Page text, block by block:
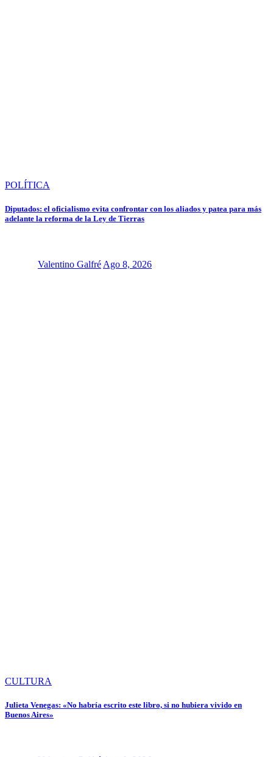
POLÍTICA
Diputados: el oficialismo evita confrontar con los aliados y patea para más
adelante la reforma de la Ley de Tierras
Valentino Galfré Ago 8, 2026
CULTURA
Julieta Venegas: «No habría escrito este libro, si no hubiera vivido en
Buenos Aires»